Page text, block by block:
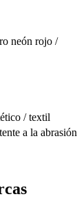
neón rojo /
/ textil
a la abrasión